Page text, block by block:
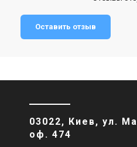
Оставить отзыв
03022, Киев, ул.
оф. 474